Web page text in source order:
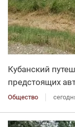
Кубанский
предстоящих
Общество